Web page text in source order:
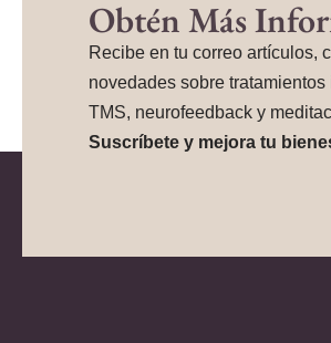
Obtén Más
Recibe en tu correo artículos,
novedades sobre
TMS, neurofeedback y
Suscríbete y mejora tu